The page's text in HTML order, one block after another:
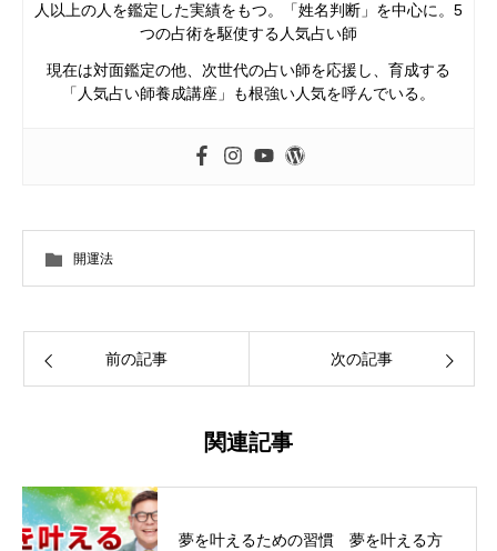
人以上の人を鑑定した実績をもつ。「姓名判断」を中心に。5
つの占術を駆使する人気占い師
現在は対面鑑定の他、次世代の占い師を応援し、育成する
「人気占い師養成講座」も根強い人気を呼んでいる。
開運法
前の記事 次の記事
関連記事
夢を叶えるための習慣 夢を叶える方